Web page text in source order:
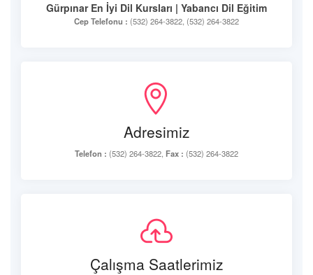
Gürpınar En İyi Dil Kursları | Yabancı Dil Eğitim
Cep Telefonu : (532) 264-3822, (532) 264-3822
Adresimiz
Telefon : (532) 264-3822, Fax : (532) 264-3822
Çalışma Saatlerimiz